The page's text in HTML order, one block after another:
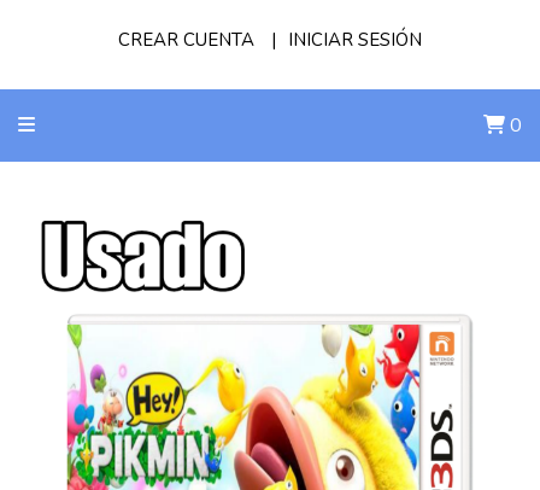
CREAR CUENTA INICIAR SESIÓN
0